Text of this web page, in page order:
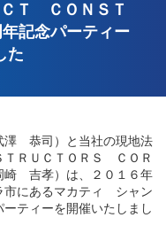
Ｔ ＣＯＮＳＴ
記念パーティー
た
澤 恭司）と当社の現地法
ＴＲＵＣＴＯＲＳ ＣＯＲ
崎 吉孝）は、２０１６年
市にあるマカティ シャン
ティーを開催いたしまし